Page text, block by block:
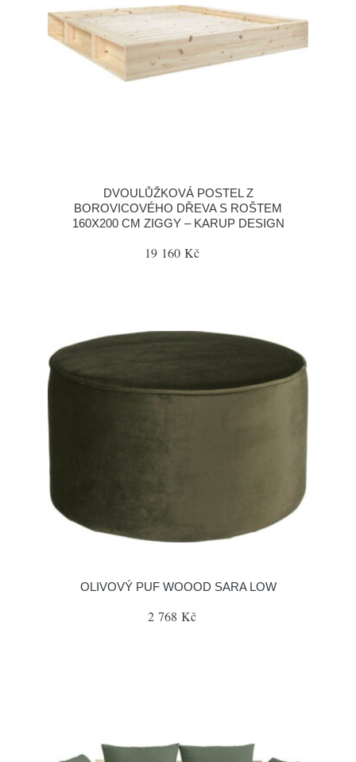
DVOULŮŽKOVÁ POSTEL Z
BOROVICOVÉHO DŘEVA S ROŠTEM
160X200 CM ZIGGY – KARUP DESIGN
19 160 Kč
OLIVOVÝ PUF WOOOD SARA LOW
2 768 Kč